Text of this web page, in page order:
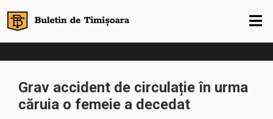
Grav accident de circulație în urma
căruia o femeie a decedat